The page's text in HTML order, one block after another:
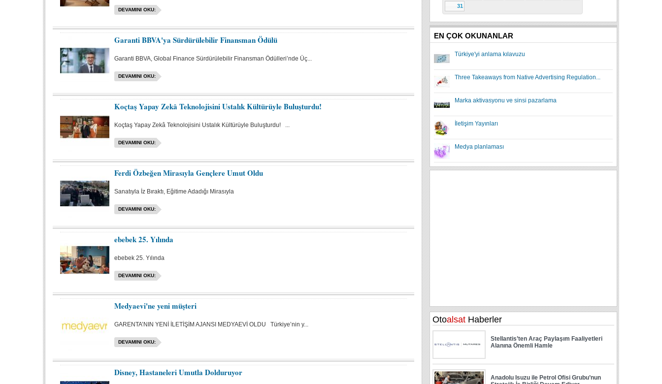
DEVAMINI OKU:
Garanti BBVA'ya Sürdürülebilir Finansman Ödülü
Garanti BBVA, Global Finance Sürdürülebilir Finansman Ödülleri’nde Üç...
DEVAMINI OKU:
Koçtaş Yapay Zekâ Teknolojisini Ustalık Kültürüyle Buluşturdu!
Koçtaş Yapay Zekâ Teknolojisini Ustalık Kültürüyle Buluşturdu! ...
DEVAMINI OKU:
Ferdi Özbeğen Mirasıyla Gençlere Umut Oldu
Sanatıyla İz Bıraktı, Eğitime Adadığı Mirasıyla
DEVAMINI OKU:
ebebek 25. Yılında
ebebek 25. Yılında
DEVAMINI OKU:
Medyaevi'ne yeni müşteri
GARENTA’NIN YENİ İLETİŞİM AJANSI MEDYAEVİ OLDU Türkiye’nin y...
DEVAMINI OKU:
Disney, Hastaneleri Umutla Dolduruyor
31
EN ÇOK OKUNANLAR
Türkiye'yi anlama kılavuzu
Three Takeaways from Native Advertising Regulation...
Marka aktivasyonu ve sinsi pazarlama
İletişim Yayınları
Medya planlaması